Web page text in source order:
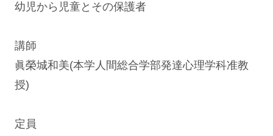
幼児から児童とその保護者
講師
眞榮城和美(本学人間総合学部発達心理学科准教
授)
定員